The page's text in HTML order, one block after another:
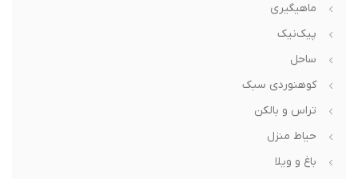
ماهیگیری
پیک‌نیک
ساحل
کوهنوردی سبک
تراس و بالکن
حیاط منزل
باغ و ویلا